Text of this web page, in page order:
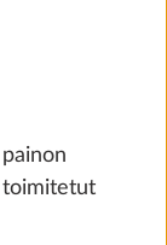
toimitetut